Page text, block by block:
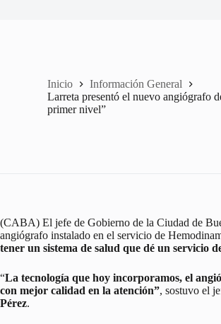
Inicio
Información General
Larreta presentó el nuevo angiógrafo
primer nivel”
(CABA) El jefe de Gobierno de la Ciudad de
angiógrafo instalado en el servicio de
tener un sistema de salud que dé un servicio
“La tecnología que hoy incorporamos, el
con mejor calidad en la atención”, sostuvo el
Pérez.